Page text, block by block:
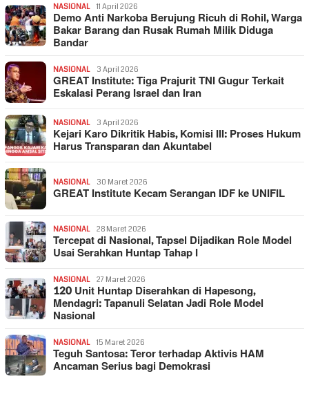
NASIONAL 11 April 2026
Demo Anti Narkoba Berujung Ricuh di Rohil, Warga
Bakar Barang dan Rusak Rumah Milik Diduga
Bandar
NASIONAL 3 April 2026
GREAT Institute: Tiga Prajurit TNI Gugur Terkait
Eskalasi Perang Israel dan Iran
NASIONAL 3 April 2026
Kejari Karo Dikritik Habis, Komisi III: Proses Hukum
Harus Transparan dan Akuntabel
NASIONAL 30 Maret 2026
GREAT Institute Kecam Serangan IDF ke UNIFIL
NASIONAL 28 Maret 2026
Tercepat di Nasional, Tapsel Dijadikan Role Model
Usai Serahkan Huntap Tahap I
NASIONAL 27 Maret 2026
120 Unit Huntap Diserahkan di Hapesong,
Mendagri: Tapanuli Selatan Jadi Role Model
Nasional
NASIONAL 15 Maret 2026
Teguh Santosa: Teror terhadap Aktivis HAM
Ancaman Serius bagi Demokrasi